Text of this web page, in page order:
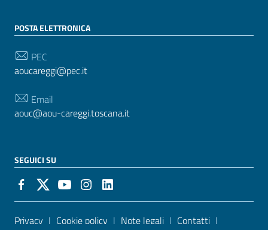
POSTA ELETTRONICA
PEC
aoucareggi@pec.it
Email
aouc@aou-careggi.toscana.it
SEGUICI SU
Sezione Link Utili
Privacy | Cookie policy | Note legali | Contatti |